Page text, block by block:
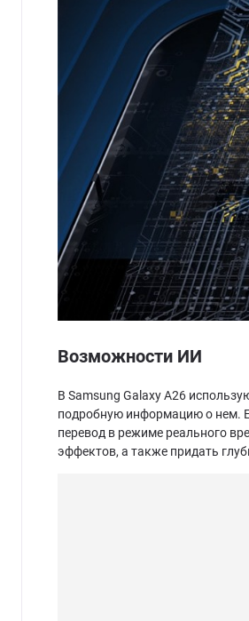
Возможности ИИ
В Samsung Galaxy A26
подробную информацию о нем.
перевод в режиме реального
эффектов, а также придать